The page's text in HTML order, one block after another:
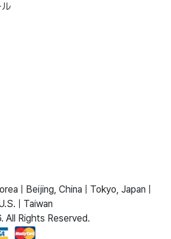
| Beijing, China | Tokyo, Japan |
| Taiwan
Rights Reserved.